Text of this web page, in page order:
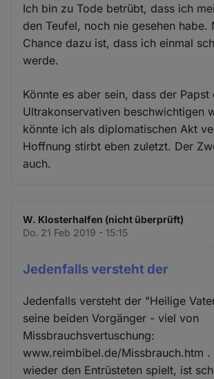
Ich bin zu Tode betrübt, dass ich
den Teufel, noch nie gesehen habe.
Chance dazu ist, dass ich einmal
werde.
Könnte es aber sein, dass der Papst
Ultrakonservativen beschwichtigen
könnte ich als diplomatischen Akt
Hoffnung stirbt eben zuletzt. Der
auch.
W. Klosterhalfen (nicht überprüft)
Do. 21 Feb 2019 - 15:15
Jedenfalls versteht der
Jedenfalls versteht der "Heilige
seine beiden Vorgänger - viel von
Missbrauchsvertuschung:
www.reimbibel.de/Missbrauch.htm .
wieder den Entrüsteten spielt, ist